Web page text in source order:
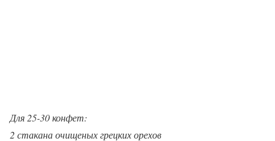
Для 25-30 конфет:
2 стакана очищеных грецких орехов